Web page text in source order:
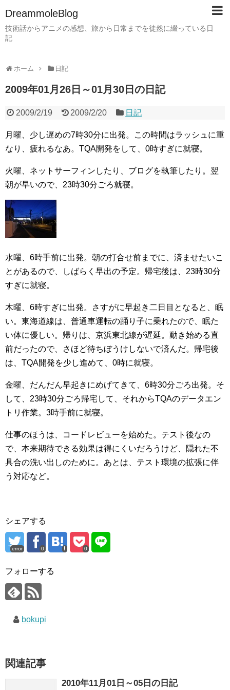
DreammoleBlog
技術話からアニメの感想、旅から日常までを徒然に綴っている日
記
ホーム 日記
2009年01月26日～01月30日の日記
2009/2/19 2009/2/20 日記
月曜、少し遅めの7時30分に出発。この時間はラッシュに重
なり、疲れるなあ。TQA開発をして、0時すぎに就寝。
火曜、ネットサーフィンしたり、ブログを執筆したり。翌
朝が早いので、23時30分ごろ就寝。
水曜、6時手前に出発。朝の打合せ前までに、済ませたいこ
とがあるので、しばらく早出の予定。帰宅後は、23時30分
すぎに就寝。
木曜、6時すぎに出発。さすがに早起き二日目となると、眠
い。東海道線は、普通車運転の踊り子に乗れたので、眠た
い体に優しい。帰りは、京浜東北線が遅延。動き始める直
前だったので、さほど待ちぼうけしないで済んだ。帰宅後
は、TQA開発を少し進めて、0時に就寝。
金曜、だんだん早起きにめげてきて、6時30分ごろ出発。そ
して、23時30分ごろ帰宅して、それからTQAのデータエン
トリ作業。3時手前に就寝。
仕事のほうは、コードレビューを始めた。テスト後なの
で、本来期待できる効果は得にくいだろうけど、隠れた不
具合の洗い出しのために。あとは、テスト環境の拡張に伴
う対応など。
シェアする
error 0 0
フォローする
bokupi
関連記事
2010年11月01日～05日の日記